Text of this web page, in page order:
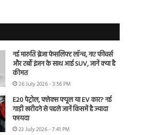
नई मारुति ब्रेजा फेसलिफ्ट लॉन्च, नए फीचर्स
और टर्बो इंजन के साथ आई SUV, जानें क्या है
कीमत
26 July 2026 - 3:56 PM
E20 पेट्रोल, फ्लेक्स फ्यूल या EV कार? नई
गाड़ी खरीदने से पहले जानें किसमें है ज्यादा
फायदा
23 July 2026 - 7:41 PM